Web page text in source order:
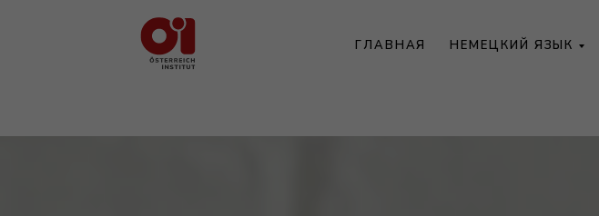
ГЛАВНАЯ НЕМЕЦКИЙ ЯЗЫК